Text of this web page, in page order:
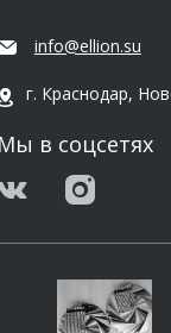
info@ellion.su
г. Краснодар,
Мы в соцсетях